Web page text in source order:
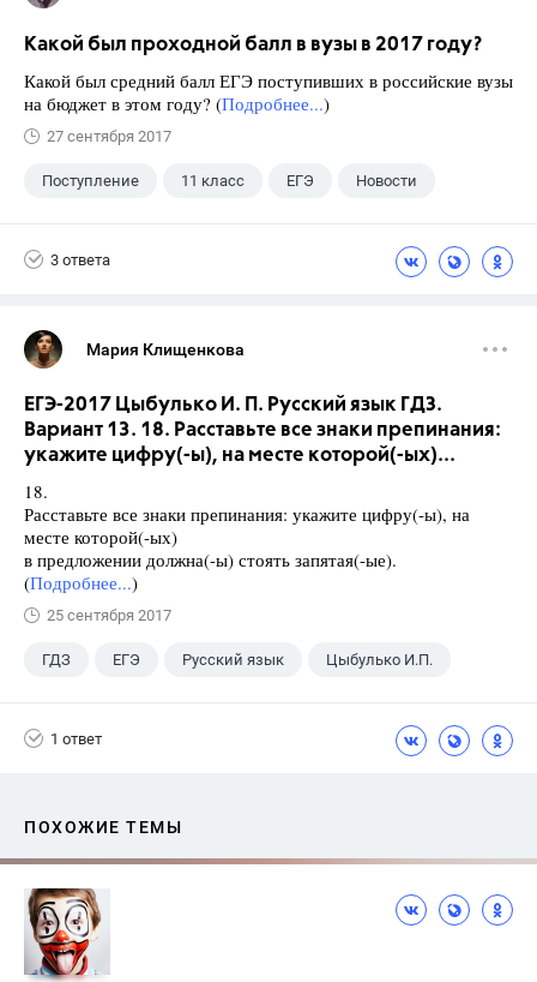
Какой был проходной балл в вузы в 2017 году?
Какой был средний балл ЕГЭ поступивших в российские вузы
на бюджет в этом году? (Подробнее...)
27 сентября 2017
Поступление 11 класс ЕГЭ Новости
3 ответа
Мария Клищенкова
ЕГЭ-2017 Цыбулько И. П. Русский язык ГДЗ.
Вариант 13. 18. Расставьте все знаки препинания:
укажите цифру(-ы), на месте которой(-ых)...
18.
Расставьте все знаки препинания: укажите цифру(-ы), на
месте которой(-ых)
в предложении должна(-ы) стоять запятая(-ые).
(Подробнее...)
25 сентября 2017
ГДЗ ЕГЭ Русский язык Цыбулько И.П.
1 ответ
ПОХОЖИЕ ТЕМЫ